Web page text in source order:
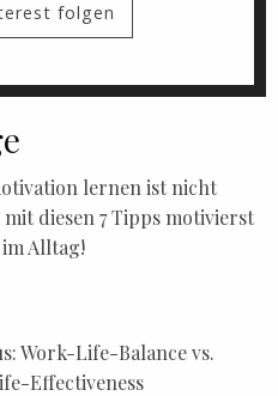
folgen
lernen ist nicht
mit diesen 7 Tipps motivierst
Alltag!
Work-Life-Balance vs.
Effectiveness